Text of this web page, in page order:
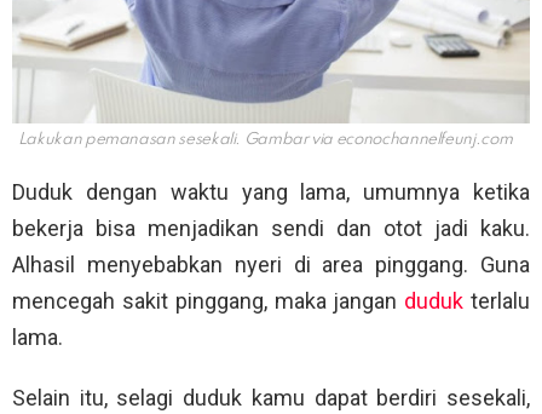
Lakukan pemanasan sesekali. Gambar via econochannelfeunj.com
Duduk dengan waktu yang lama, umumnya ketika
bekerja bisa menjadikan sendi dan otot jadi kaku.
Alhasil menyebabkan nyeri di area pinggang. Guna
mencegah sakit pinggang, maka jangan duduk terlalu
lama.
Selain itu, selagi duduk kamu dapat berdiri sesekali,